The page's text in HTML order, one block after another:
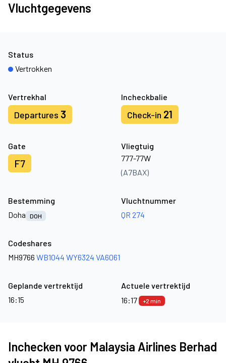
Vluchtgegevens
Vertrekhal
Departures 3
Incheckbalie
Check-in 21
Gate
F7
Vliegtuig
777-77W
(A7BAX)
Status
Vertrokken
Bestemming
Doha
DOH
Vluchtnummer
QR 274
Codeshares
MH9766 WB1044 WY6324 VA6061
Geplande vertrektijd
16:15
Actuele vertrektijd
16:17
+2 min
Inchecken voor Malaysia Airlines Berhad